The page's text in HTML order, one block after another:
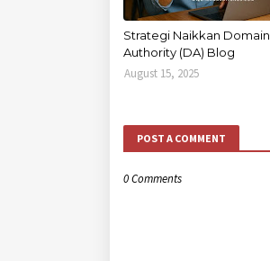
Strategi Naikkan Domain
Authority (DA) Blog
August 15, 2025
POST A COMMENT
0 Comments